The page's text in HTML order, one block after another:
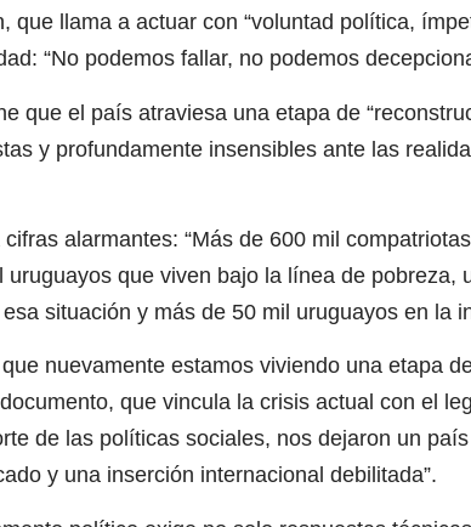
que llama a actuar con “voluntad política,
“No podemos fallar, no podemos
que el país atraviesa una etapa de
y profundamente insensibles ante las
alarmantes: “Más de 600 mil
uruguayos que viven bajo la línea de pobreza,
situación y más de 50 mil uruguayos en la
nuevamente estamos viviendo una etapa
que vincula la crisis actual con el
de las políticas sociales, nos dejaron un
y una inserción internacional debilitada”.